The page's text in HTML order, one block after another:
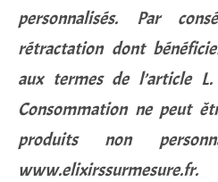
personnalisés. Par
rétractation dont
aux termes de l’article
Consommation ne peut
produits non
www.elixirssurmesure.fr.